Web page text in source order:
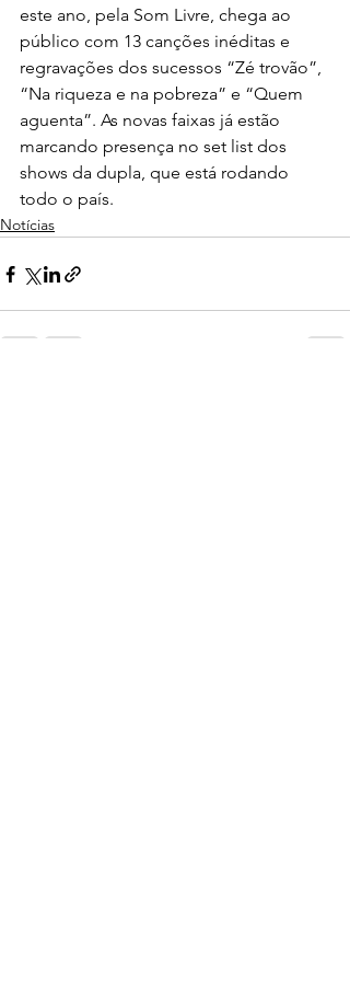
este ano, pela Som Livre, chega ao
público com 13 canções inéditas e
regravações dos sucessos “Zé trovão”,
“Na riqueza e na pobreza” e “Quem
aguenta”. As novas faixas já estão
marcando presença no set list dos
shows da dupla, que está rodando
todo o país.
Notícias